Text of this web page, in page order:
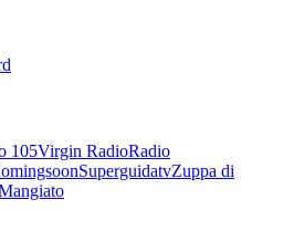
105Virgin RadioRadio
SuperguidatvZuppa di